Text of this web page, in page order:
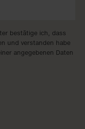
bestätige ich, dass
und verstanden habe
angegebenen Daten